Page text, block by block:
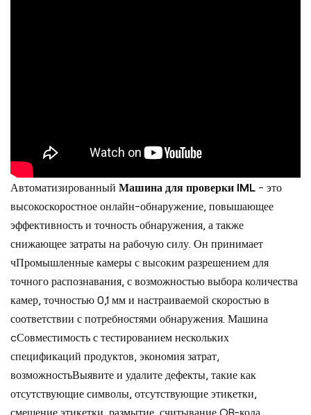
Автоматизированный Машина для проверки IML - это
высокоскоростное онлайн-обнаружение, повышающее
эффективность и точность обнаружения, а также
снижающее затраты на рабочую силу. Он принимает
чПромышленные камеры с высоким разрешением для
точного распознавания, с возможностью выбора количества
камер, точностью 0,1 мм и настраиваемой скоростью в
соответствии с потребностями обнаружения. Машина
cСовместимость с тестированием нескольких
спецификаций продуктов, экономия затрат,
возможностьВыявите и удалите дефекты, такие как
отсутствующие символы, отсутствующие этикетки,